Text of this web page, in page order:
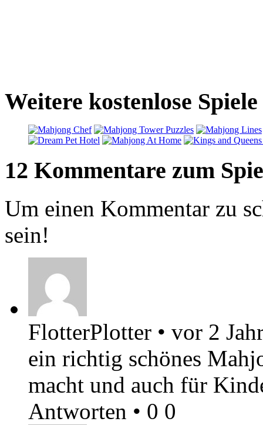
Weitere kostenlose
12 Kommentare zum
Um einen Kommentar zu
sein!
FlotterPlotter • vor 2
ein richtig schönes
macht und auch für
Antworten • 0 0